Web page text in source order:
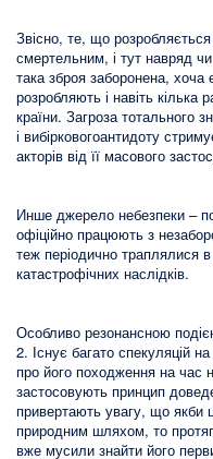
Звісно, те, що
смертельним, і тут навряд
така зброя заборонена, хоча
розробляють і навіть кілька
країни. Загроза тотального
і вибірковогоантидоту
акторів від її масового
Инше джерело небезпеки –
офіційно працюють з
теж періодично траплялися
катастрофічних наслідків.
Особливо резонансною
2. Існує багато спекуляцій
про його походження на час
застосовують принцип
привертають увагу, що якби
природним шляхом, то
вже мусили знайти його